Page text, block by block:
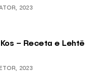
2023
– Receta e Lehtë
2023